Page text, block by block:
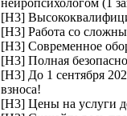
нейропсихологом (1
[H3]
[H3] Работа со
[H3] Современное
[H3] Полная
[H3] До 1 сентября
взноса!
[H3] Цены на услуги